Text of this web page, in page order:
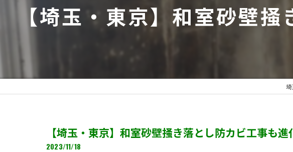
【埼玉・東京】和室砂壁
【埼玉・東京】和室砂壁掻き落とし防カビ工事も
2023/11/18